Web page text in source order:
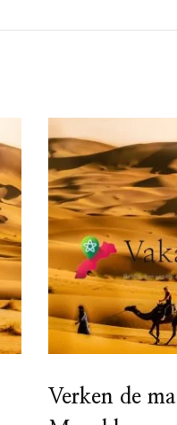
Verken de